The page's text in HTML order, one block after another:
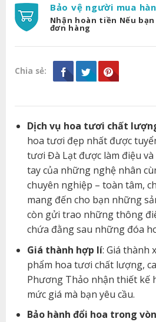
Bảo vệ người mua
Nhận hoàn tiền Nếu
đơn hàng
Chia sẻ:
Dịch vụ hoa tươi chất
hoa tươi đẹp nhất được
tươi Đà Lạt được làm điệu
tay của những nghệ nhân
chuyên nghiệp – toàn tâm,
mang đến cho bạn những
còn gửi trao những thông
chứa đằng sau những đóa
Giá thành hợp lí: Giá thành
phẩm hoa tươi chất lượng,
Phương Thảo nhận thiết kế
mức giá mà bạn yêu cầu.
Bảo hành đổi hoa trong